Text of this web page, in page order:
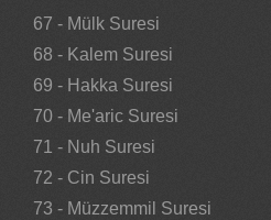
67 - Mülk Suresi
68 - Kalem Suresi
69 - Hakka Suresi
70 - Me'aric Suresi
71 - Nuh Suresi
72 - Cin Suresi
73 - Müzzemmil Suresi